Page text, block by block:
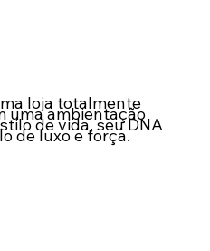
loja totalmente
uma ambientação
de vida, seu DNA
de luxo e força.